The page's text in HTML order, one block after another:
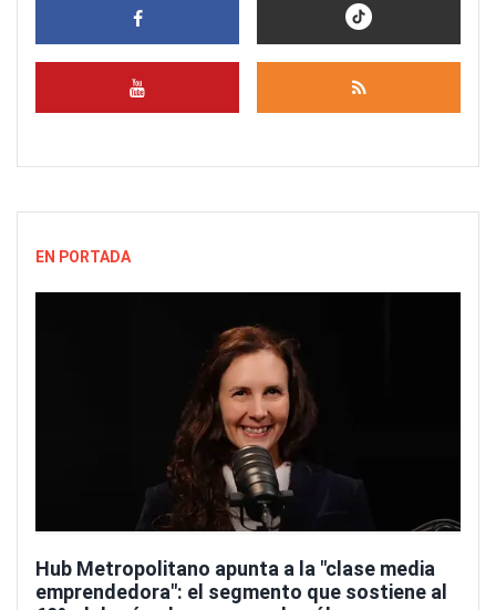
EN PORTADA
Hub Metropolitano apunta a la "clase media
emprendedora": el segmento que sostiene al